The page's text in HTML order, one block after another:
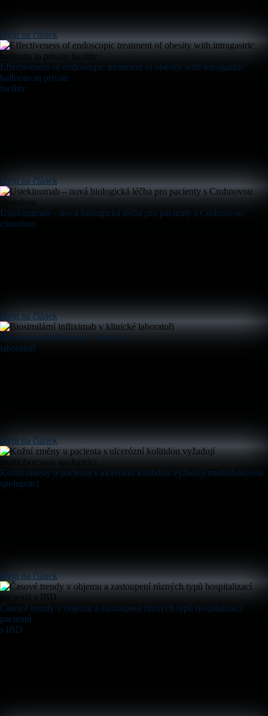
přejít na článek
Effectiveness of endoscopic treatment of obesity with intragastric
balloons in private
facility
přejít na článek
Ustekinumab – nová biologická léčba pro pacienty s Crohnovou
chorobou
přejít na článek
Biosimilární infliximab v klinické
laboratoři
přejít na článek
Kožní změny u pacienta s ulcerózní kolitidou vyžadují multioborovou
spolupráci
přejít na článek
Časové trendy v objemu a zastoupení různých typů hospitalizací
pacientů
s IBD